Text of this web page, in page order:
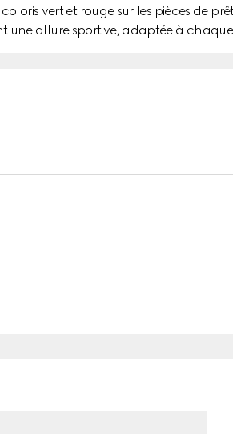
vert et rouge sur les pièces de
une allure sportive, adaptée à